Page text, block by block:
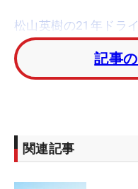
松山英樹の21年ドラ
・きょうを振り返っ
「本当にティショッ
・14番、15番までバ
記事
関連記事